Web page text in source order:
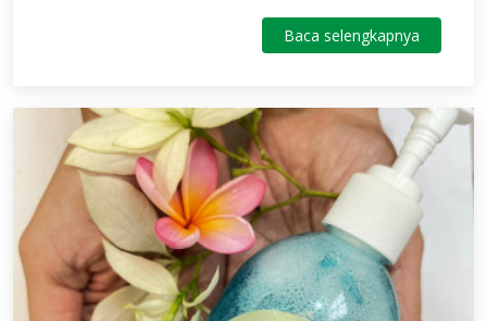
Baca selengkapnya